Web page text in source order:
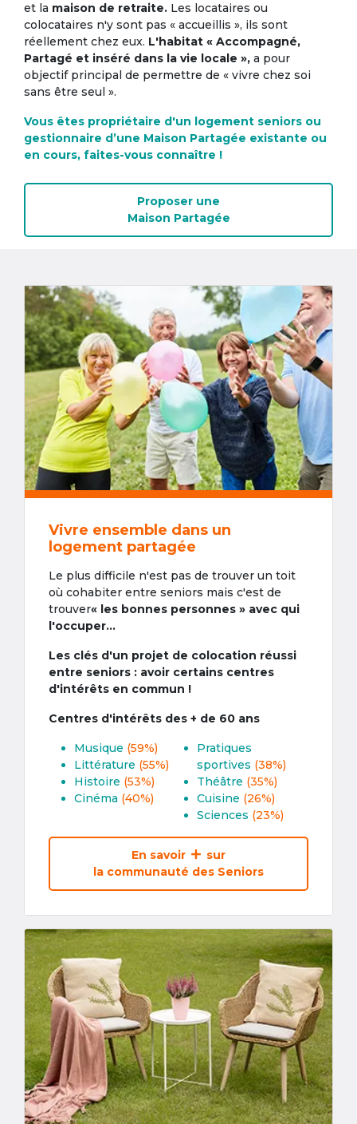
et la maison de retraite. Les locataires ou
colocataires n'y sont pas « accueillis », ils sont
réellement chez eux. L'habitat « Accompagné,
Partagé et inséré dans la vie locale », a pour
objectif principal de permettre de « vivre chez soi
sans être seul ».
Vous êtes propriétaire d'un logement seniors ou
gestionnaire d’une Maison Partagée existante ou
en cours, faites-vous connaître !
Proposer une
Maison Partagée
Vivre ensemble dans un
logement partagée
Le plus difficile n'est pas de trouver un toit
où cohabiter entre seniors mais c'est de
trouver« les bonnes personnes » avec qui
l'occuper...
Les clés d'un projet de colocation réussi
entre seniors : avoir certains centres
d'intérêts en commun !
Centres d'intérêts des + de 60 ans
Musique (59%)
Littérature (55%)
Histoire (53%)
Cinéma (40%)
Pratiques
sportives (38%)
Théâtre (35%)
Cuisine (26%)
Sciences (23%)
En savoir
sur
la communauté des Seniors